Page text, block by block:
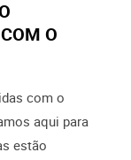
O
com o
aqui para
estão